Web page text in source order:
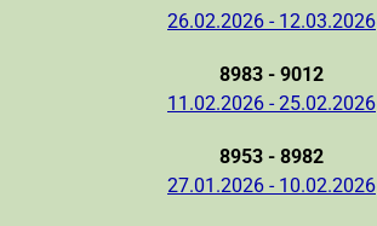
26.02.2026 - 12.03.2026
8983 - 9012
11.02.2026 - 25.02.2026
8953 - 8982
27.01.2026 - 10.02.2026